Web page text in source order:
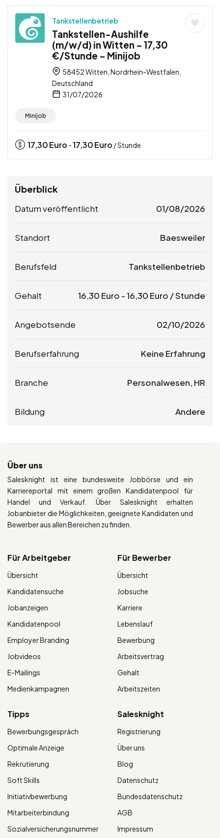
Tankstellenbetrieb
Tankstellen-Aushilfe
(m/w/d) in Witten – 17,30
€/Stunde – Minijob
58452 Witten, Nordrhein-Westfalen,
Deutschland
31/07/2026
Minijob
17,30Euro -17,30Euro / Stunde
Überblick
Datum veröffentlicht 01/08/2026
Standort Baesweiler
Berufsfeld Tankstellenbetrieb
Gehalt 16,30 Euro -16,30 Euro / Stunde
Angebotsende 02/10/2026
Berufserfahrung Keine Erfahrung
Branche Personalwesen, HR
Bildung Andere
Über uns
Salesknight ist eine bundesweite Jobbörse und ein
Karriereportal mit einem großen Kandidatenpool für
Handel und Verkauf. Über Salesknight erhalten
Jobanbieter die Möglichkeiten, geeignete Kandidaten und
Bewerber aus allen Bereichen zu finden.
Für Arbeitgeber
Übersicht
Kandidatensuche
Jobanzeigen
Kandidatenpool
Employer Branding
Jobvideos
E-Mailings
Medienkampagnen
Für Bewerber
Übersicht
Jobsuche
Karriere
Lebenslauf
Bewerbung
Arbeitsvertrag
Gehalt
Arbeitszeiten
Tipps
Bewerbungsgespräch
Optimale Anzeige
Rekrutierung
Soft Skills
Initiativbewerbung
Mitarbeiterbindung
Sozialversicherungsnummer
Salesknight
Registrierung
Über uns
Blog
Datenschutz
Bundesdatenschutz
AGB
Impressum